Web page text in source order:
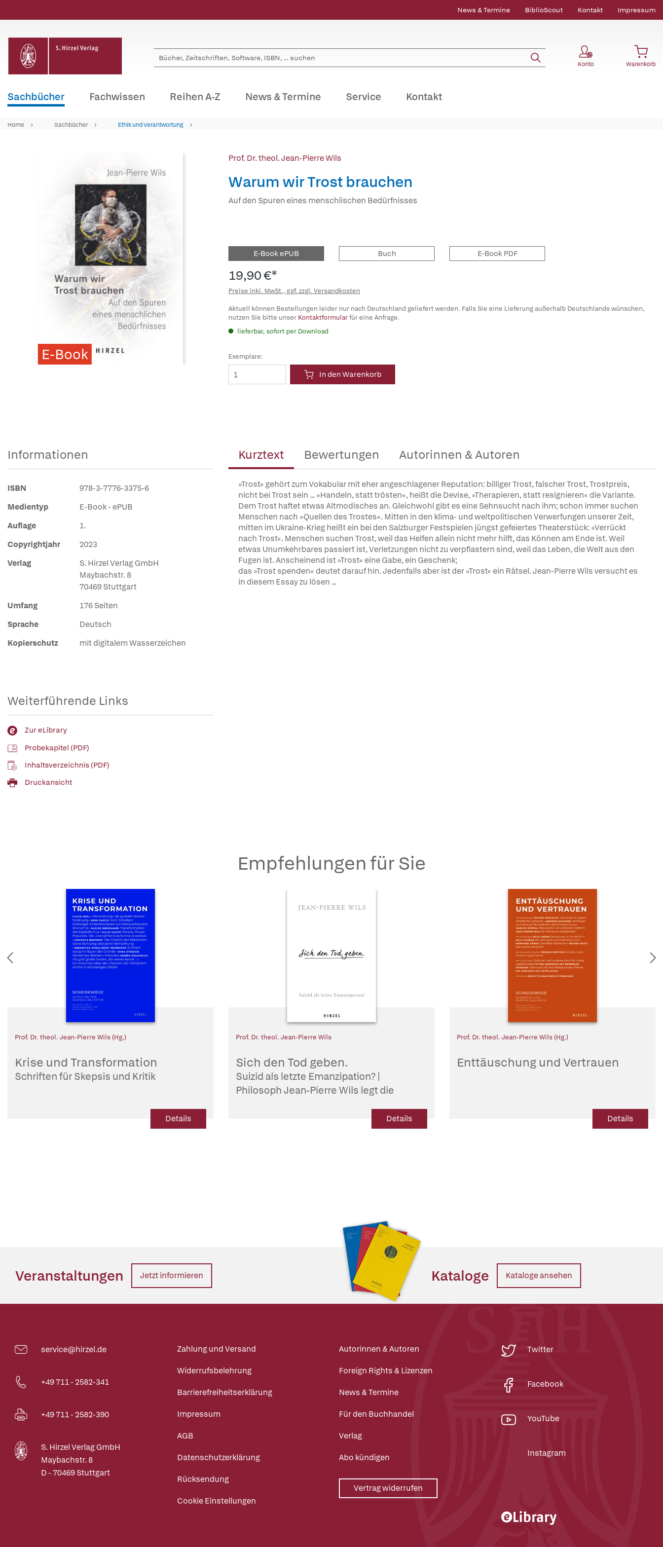
News & Termine BiblioScout Kontakt Impressum
Konto Warenkorb
Sachbücher Fachwissen Reihen A-Z News & Termine Service Kontakt
Home Sachbücher Ethik und Verantwortung
E-Book
Prof. Dr. theol. Jean-Pierre Wils
Warum wir Trost brauchen
Auf den Spuren eines menschlischen Bedürfnisses
E-Book ePUB Buch E-Book PDF
19,90 €*
Preise inkl. MwSt., ggf. zzgl. Versandkosten
Aktuell können Bestellungen leider nur nach Deutschland geliefert werden. Falls Sie eine Lieferung außerhalb Deutschlands wünschen,
nutzen Sie bitte unser Kontaktformularfür eine Anfrage.
lieferbar, sofort per Download
Exemplare:
In den Warenkorb
Kurztext Bewertungen Autorinnen & Autoren
»Trost« gehört zum Vokabular mit eher angeschlagener Reputation: billiger Trost, falscher Trost, Trostpreis,
nicht bei Trost sein ... »Handeln, statt trösten«, heißt die Devise, »Therapieren, statt resignieren« die Variante.
Dem Trost haftet etwas Altmodisches an. Gleichwohl gibt es eine Sehnsucht nach ihm; schon immer suchen
Menschen nach »Quellen des Trostes«. Mitten in den klima- und weltpolitischen Verwerfungen unserer Zeit,
mitten im Ukraine-Krieg heißt ein bei den Salzburger Festspielen jüngst gefeiertes Theaterstück: »Verrückt
nach Trost«. Menschen suchen Trost, weil das Helfen allein nicht mehr hilft, das Können am Ende ist. Weil
etwas Unumkehrbares passiert ist, Verletzungen nicht zu verpflastern sind, weil das Leben, die Welt aus den
Fugen ist. Anscheinend ist »Trost« eine Gabe, ein Geschenk;
das »Trost spenden« deutet darauf hin. Jedenfalls aber ist der »Trost« ein Rätsel. Jean-Pierre Wils versucht es
in diesem Essay zu lösen ...
Informationen
ISBN
978-3-7776-3375-6
Medientyp
E-Book - ePUB
Auflage
1.
Copyrightjahr
2023
Verlag
S. Hirzel Verlag GmbH
Maybachstr. 8
70469 Stuttgart
Umfang
176 Seiten
Sprache
Deutsch
Kopierschutz
mit digitalem Wasserzeichen
Weiterführende Links
Zur eLibrary
Probekapitel (PDF)
Inhaltsverzeichnis (PDF)
Druckansicht
Empfehlungen für Sie
Prof. Dr. theol. Jean-Pierre Wils (Hg.)
Krise und Transformation
Schriften für Skepsis und Kritik
Details
Prof. Dr. theol. Jean-Pierre Wils
Sich den Tod geben.
Suizid als letzte Emanzipation? |
Philosoph Jean-Pierre Wils legt die
Details
Prof. Dr. theol. Jean-Pierre Wils (Hg.)
Enttäuschung und Vertrauen
Details
Veranstaltungen Jetzt informieren Kataloge Kataloge ansehen
service@hirzel.de
+49 711 - 2582-341
+49 711 - 2582-390
S. Hirzel Verlag GmbH
Maybachstr. 8
D - 70469 Stuttgart
Zahlung und Versand
Widerrufsbelehrung
Barrierefreiheitserklärung
Impressum
AGB
Datenschutzerklärung
Rücksendung
Cookie Einstellungen
Autorinnen & Autoren
Foreign Rights & Lizenzen
News & Termine
Für den Buchhandel
Verlag
Abo kündigen
Vertrag widerrufen
Twitter
Facebook
YouTube
Instagram